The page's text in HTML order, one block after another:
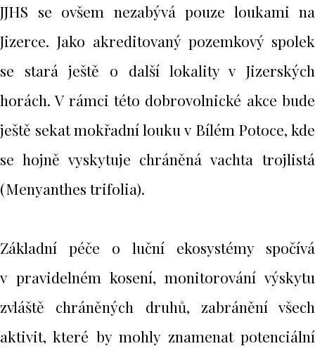
JJHS se ovšem nezabývá pouze loukami na
Jizerce. Jako akreditovaný pozemkový spolek
se stará ještě o další lokality v Jizerských
horách. V rámci této dobrovolnické akce bude
ještě sekat mokřadní louku v Bílém Potoce, kde
se hojně vyskytuje chráněná vachta trojlistá
(Menyanthes trifolia).
Základní péče o luční ekosystémy spočívá
v pravidelném kosení, monitorování výskytu
zvláště chráněných druhů, zabránění všech
aktivit, které by mohly znamenat potenciální